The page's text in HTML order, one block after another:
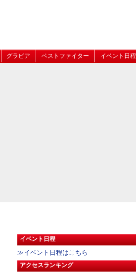
グラビア ベストファイター イベント日程
イベント日程
≫イベント日程はこちら
アクセスランキング